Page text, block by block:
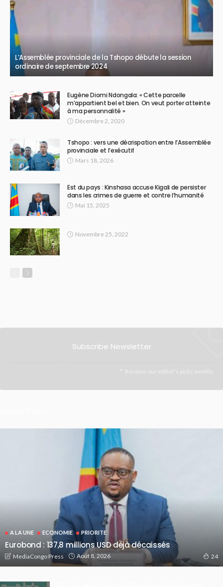
L’Assemblée provinciale de la Tshopo débute la session
ordinaire de septembre 2024
Eugène Diomi Ndongala: « Cette parcelle
m’appartient bel et bien. On veut porter atteinte
à ma personnalité »
Décembre 2, 2020
Tshopo : vers une décrispation entre l’Assemblée
provinciale et l’exécutif
Mars 18, 2026
Est du pays : Kinshasa accuse Kigali de persister
dans les crimes de guerre et contre l’humanité
Mai 15, 2025
Novembre 25, 2022
Subscribe Newsletter
Receive our editor's picks weekly
A LA UNE ECONOMIE PRIORITE
Eurobond : 137,8 millions USD déjà décaissés
MediaCongo Press Août 8, 2026 24